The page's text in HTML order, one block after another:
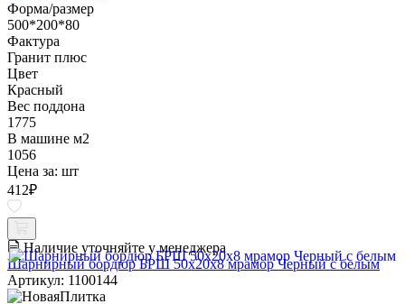
Форма/размер
500*200*80
Фактура
Гранит плюс
Цвет
Красный
Вес поддона
1775
В машине м2
1056
Цена за: шт
412₽
Наличие уточняйте у менеджера
Шарнирный бордюр БРШ 50х20х8 мрамор Черный с белым
Артикул: 1100144